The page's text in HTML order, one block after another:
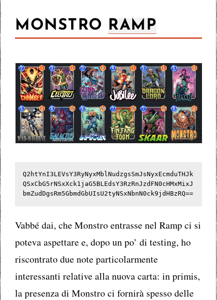
MONSTRO RAMP
Q2htYnI3LEVsY3RyNyxMblNudzgsSmJsNyxEcmduTHJk
QSxCbG5rNSxXck1jaG5BLEdsY3RzRnJzdFN0cHMxMixJ
bmZudDgsRm5GbmdGbUIsU2tyNSxNbnN0ck9jdHBzRQ==
Vabbé dai, che Monstro entrasse nel Ramp ci si
poteva aspettare e, dopo un po’ di testing, ho
riscontrato due note particolarmente
interessanti relative alla nuova carta: in primis,
la presenza di Monstro ci fornirà spesso delle